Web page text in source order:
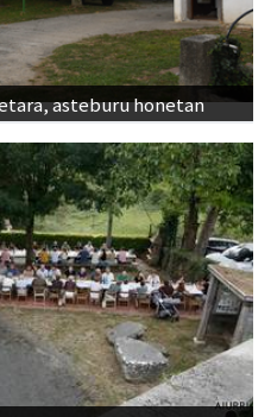
asteburu honetan